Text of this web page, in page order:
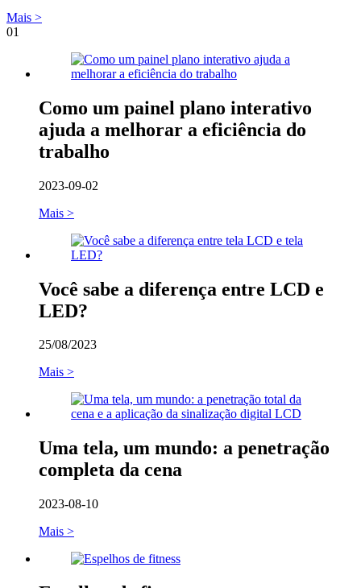
Mais >
01
Como um painel plano interativo
ajuda a melhorar a eficiência do
trabalho
2023-09-02
Mais >
Você sabe a diferença entre LCD e
LED?
25/08/2023
Mais >
Uma tela, um mundo: a penetração
completa da cena
2023-08-10
Mais >